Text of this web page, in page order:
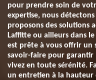
pour prendre soin de
expertise, nous
proposons des solutions
Laffitte ou ailleurs dans
est prête à vous offrir un
savoir-faire pour
vivez en toute sérénité.
un entretien à la hauteur